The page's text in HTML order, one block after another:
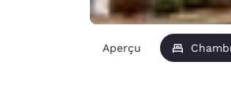
Aperçu